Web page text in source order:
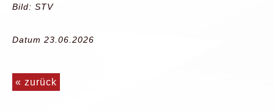
Bild: STV
Datum 23.06.2026
« zurück